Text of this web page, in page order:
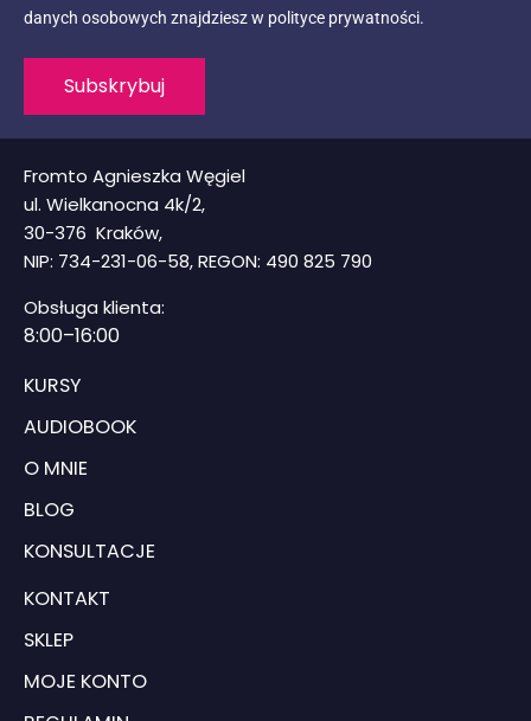
danych osobowych znajdziesz w polityce prywatności.
Subskrybuj
Fromto Agnieszka Węgiel
ul. Wielkanocna 4k/2,
30-376 Kraków,
NIP: 734-231-06-58, REGON: 490 825 790
Obsługa klienta:
8:00–16:00
KURSY
AUDIOBOOK
O MNIE
BLOG
KONSULTACJE
KONTAKT
SKLEP
MOJE KONTO